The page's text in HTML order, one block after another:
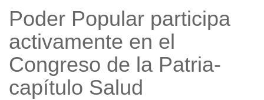
Poder Popular participa
activamente en el
Congreso de la Patria-
capítulo Salud